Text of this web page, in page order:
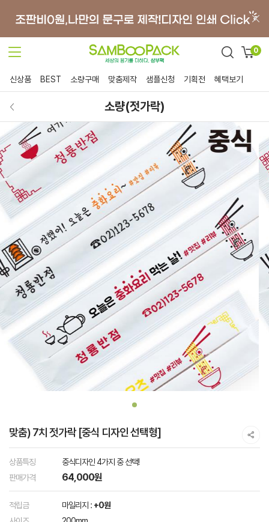
0
신상품 BEST 소량구매 맞춤제작 샘플신청 기획전 혜택보기
소량(젓가락)
맞춤) 7치 젓가락 [중식 디자인 선택형]
상품특징
중식디자인 4가지 중 선택!
판매가격
64,000원
적립금 마일리지 : +0원